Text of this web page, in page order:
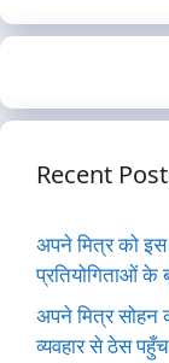
Recent
अपने मित्र को इस
प्रतियोगिताओं के
अपने मित्र
व्यवहार से ठेस